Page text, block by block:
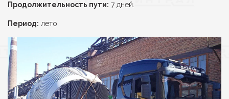
Продолжительность пути: 7 дней.
Период: лето.